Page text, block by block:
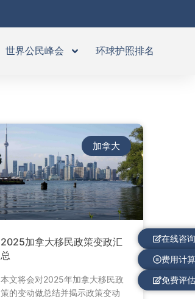
世界公民峰会 环球护照排名
加拿大
2025加拿大移民政策变政汇
总
本文将会对2025年加拿大移民政
策的变动做总结并揭示政策变动
在线咨询
费用计算
免费评估